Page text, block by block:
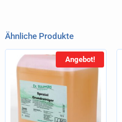
Ähnliche Produkte
Angebot!